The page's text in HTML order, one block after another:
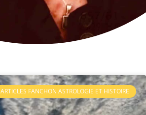
ARTICLES FANCHON ASTROLOGIE ET HISTOIRE